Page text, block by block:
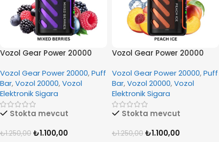
Vozol Gear Power 20000
Vozol Gear Power 20000,Puff
Bar,Vozol 20000,Vozol
Elektronik Sigara
Stokta mevcut
₺1.250,00 ₺1.100,00
Vozol Gear Power 20000
Vozol Gear Power 20000,Puff
Bar,Vozol 20000,Vozol
Elektronik Sigara
Stokta mevcut
₺1.250,00 ₺1.100,00